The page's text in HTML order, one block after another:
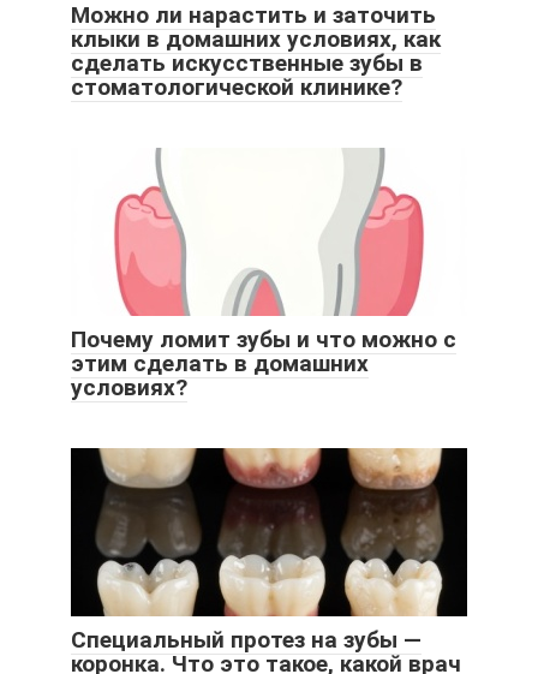
Можно ли нарастить и заточить
клыки в домашних условиях, как
сделать искусственные зубы в
стоматологической клинике?
Почему ломит зубы и что можно с
этим сделать в домашних
условиях?
Специальный протез на зубы —
коронка. Что это такое, какой врач